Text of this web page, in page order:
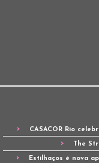
CASACOR Rio
The
Estilhaços é nova